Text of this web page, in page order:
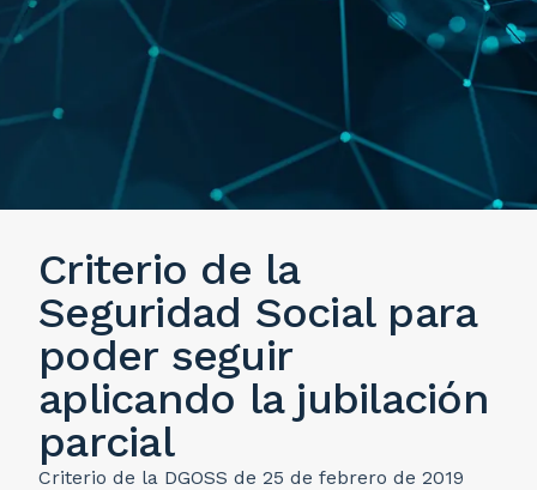
Criterio de la
Seguridad Social para
poder seguir
aplicando la jubilación
parcial
Criterio de la DGOSS de 25 de febrero de 2019